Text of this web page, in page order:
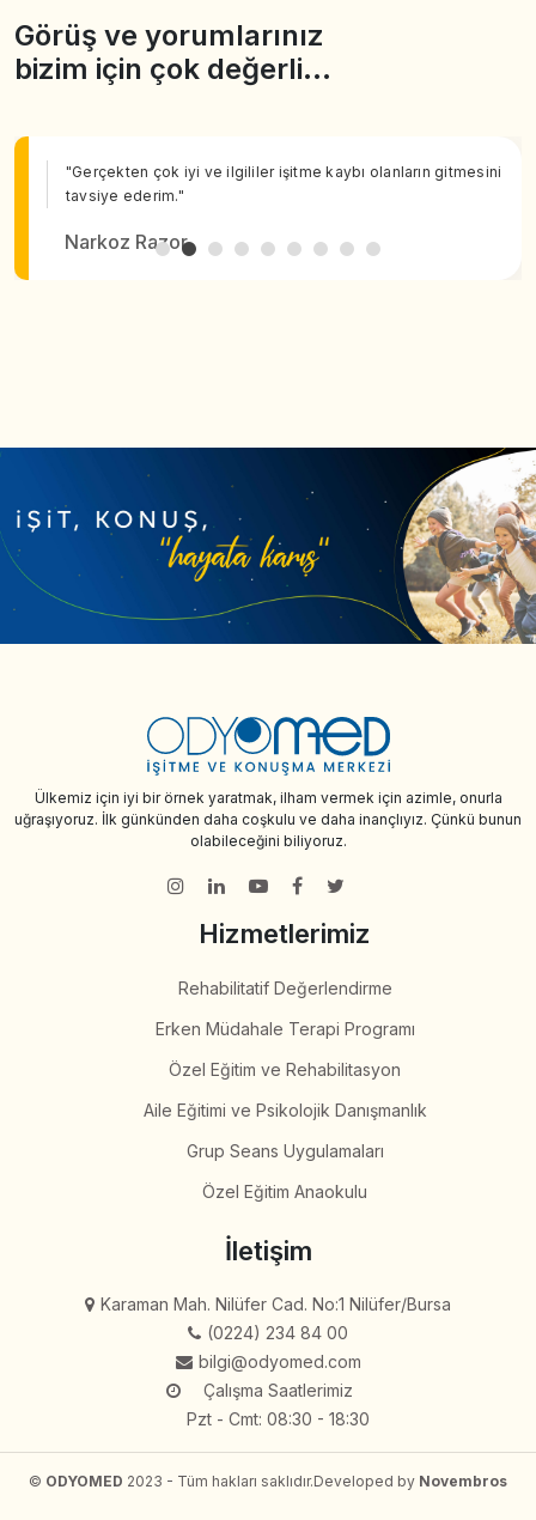
Görüş ve yorumlarınız
bizim için çok değerli…
"Gerçekten çok iyi ve ilgililer işitme kaybı olanların gitmesini
tavsiye ederim."
Narkoz Razor
Ülkemiz için iyi bir örnek yaratmak, ilham vermek için azimle, onurla
uğraşıyoruz. İlk günkünden daha coşkulu ve daha inançlıyız. Çünkü bunun
olabileceğini biliyoruz.
Hizmetlerimiz
Rehabilitatif Değerlendirme
Erken Müdahale Terapi Programı
Özel Eğitim ve Rehabilitasyon
Aile Eğitimi ve Psikolojik Danışmanlık
Grup Seans Uygulamaları
Özel Eğitim Anaokulu
İletişim
Karaman Mah. Nilüfer Cad. No:1 Nilüfer/Bursa
(0224) 234 84 00
bilgi@odyomed.com
Çalışma Saatlerimiz
Pzt - Cmt: 08:30 - 18:30
© ODYOMED 2023 - Tüm hakları saklıdır.Developed by Novembros